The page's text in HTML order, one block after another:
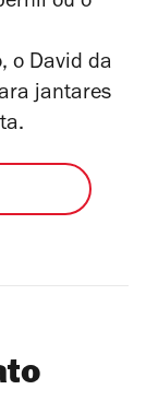
o David da
jantares